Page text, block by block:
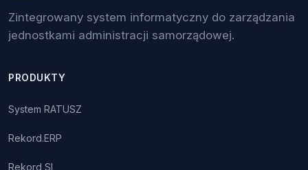
Zintegrowany system informatyczny do zarządzania
jednostkami administracji samorządowej.
PRODUKTY
System RATUSZ
Rekord.ERP
Rekord SI